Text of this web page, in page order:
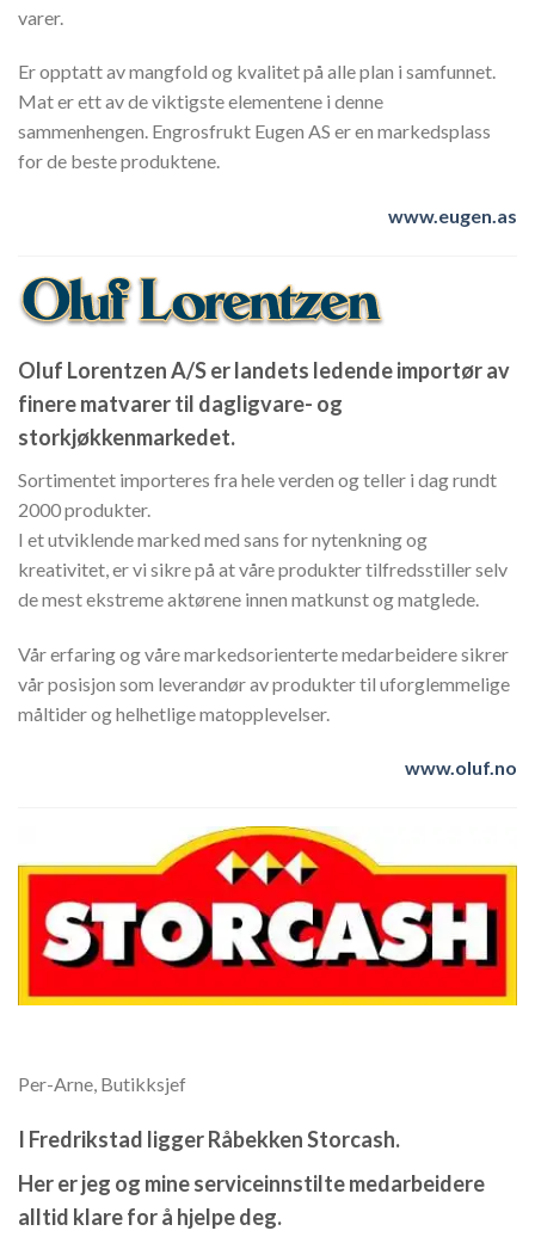
varer.
Er opptatt av mangfold og kvalitet på alle plan i samfunnet.
Mat er ett av de viktigste elementene i denne
sammenhengen. Engrosfrukt Eugen AS er en markedsplass
for de beste produktene.
www.eugen.as
Oluf Lorentzen A/Ser landets ledende importør av
finere matvarer til dagligvare- og
storkjøkkenmarkedet.
Sortimentet importeres fra hele verden og teller i dag rundt
2000 produkter.
I et utviklende marked med sans for nytenkning og
kreativitet, er vi sikre på at våre produkter tilfredsstiller selv
de mest ekstreme aktørene innen matkunst og matglede.
Vår erfaring og våre markedsorienterte medarbeidere sikrer
vår posisjon som leverandør av produkter til uforglemmelige
måltider og helhetlige matopplevelser.
www.oluf.no
Per-Arne, Butikksjef
I Fredrikstad ligger Råbekken Storcash.
Her er jeg og mine serviceinnstilte medarbeidere
alltid klare for å hjelpe deg.